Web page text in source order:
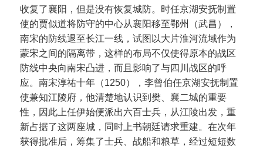
收复了襄阳，但是没有恢复城防。时任京湖安抚制置
使的贾似道将防守的中心从襄阳移至鄂州（武昌），
南宋的防线退至长江一线，试图以大片淮河流域作为
蒙宋之间的隔离带，这样的布局不仅使得原本的战区
防线中央向南宋凸进，而且影响了与四川战区的呼
应。南宋淳祐十年（1250），李曾伯任京湖安抚制置
使兼知江陵府，他清楚地认识到樊、襄二城的重要
性，因此上任伊始便派出六百士兵，从江陵出发，重
新占据了这两座城，同时上书朝廷请求重建。在次年
获得批准后，筹集了士兵、战船和粮草，经过短短数